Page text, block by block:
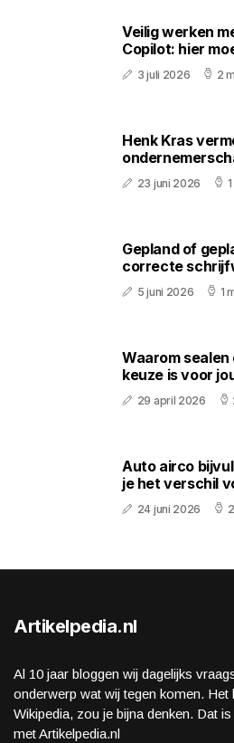
Veilig werken
Copilot: hier
3 juli 2026 2
Henk Kras
23 juni 2026
Gepland of
correcte
5 juni 2026 1
Waarom
keuze is voor
29 april 2026
Auto airco
je het verschil
24 juni 2026
Artikelpedia.nl
Al 10 jaar bloggen wij dagelijks
onderwerp wat wij tegen komen. Het
Wikipedia, zou je bijna denken. Dat
met Artikelpedia.nl